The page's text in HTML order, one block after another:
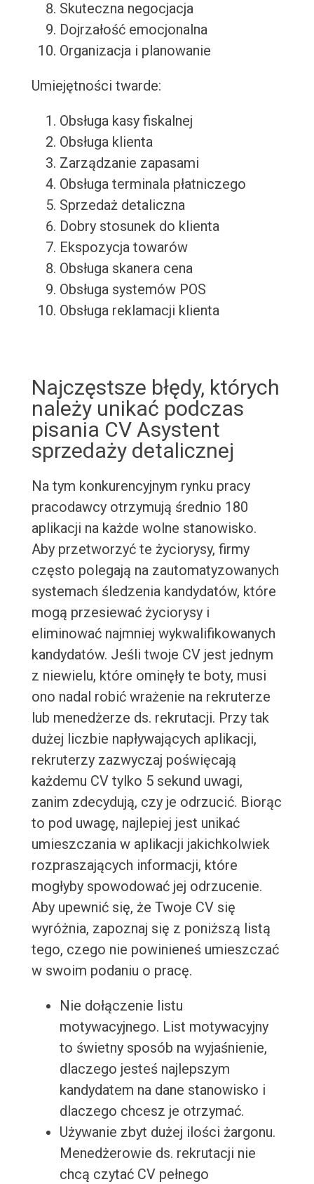
Skuteczna negocjacja
Dojrzałość emocjonalna
Organizacja i planowanie
Umiejętności twarde:
Obsługa kasy fiskalnej
Obsługa klienta
Zarządzanie zapasami
Obsługa terminala płatniczego
Sprzedaż detaliczna
Dobry stosunek do klienta
Ekspozycja towarów
Obsługa skanera cena
Obsługa systemów POS
Obsługa reklamacji klienta
Najczęstsze błędy, których
należy unikać podczas
pisania CV Asystent
sprzedaży detalicznej
Na tym konkurencyjnym rynku pracy
pracodawcy otrzymują średnio 180
aplikacji na każde wolne stanowisko.
Aby przetworzyć te życiorysy, firmy
często polegają na zautomatyzowanych
systemach śledzenia kandydatów, które
mogą przesiewać życiorysy i
eliminować najmniej wykwalifikowanych
kandydatów. Jeśli twoje CV jest jednym
z niewielu, które ominęły te boty, musi
ono nadal robić wrażenie na rekruterze
lub menedżerze ds. rekrutacji. Przy tak
dużej liczbie napływających aplikacji,
rekruterzy zazwyczaj poświęcają
każdemu CV tylko 5 sekund uwagi,
zanim zdecydują, czy je odrzucić. Biorąc
to pod uwagę, najlepiej jest unikać
umieszczania w aplikacji jakichkolwiek
rozpraszających informacji, które
mogłyby spowodować jej odrzucenie.
Aby upewnić się, że Twoje CV się
wyróżnia, zapoznaj się z poniższą listą
tego, czego nie powinieneś umieszczać
w swoim podaniu o pracę.
Nie dołączenie listu
motywacyjnego. List motywacyjny
to świetny sposób na wyjaśnienie,
dlaczego jesteś najlepszym
kandydatem na dane stanowisko i
dlaczego chcesz je otrzymać.
Używanie zbyt dużej ilości żargonu.
Menedżerowie ds. rekrutacji nie
chcą czytać CV pełnego